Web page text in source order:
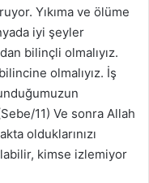
Yıkıma ve ölüme
iyi şeyler
bilinçli olmalıyız.
olmalıyız. İş
11) Ve sonra Allah
olduklarınızı
kimse izlemiyor